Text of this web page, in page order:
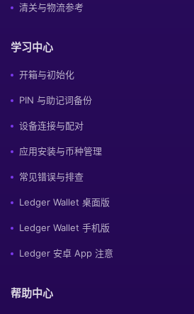
清关与物流参考
学习中心
开箱与初始化
PIN 与助记词备份
设备连接与配对
应用安装与币种管理
常见错误与排查
Ledger Wallet 桌面版
Ledger Wallet 手机版
Ledger 安卓 App 注意
帮助中心